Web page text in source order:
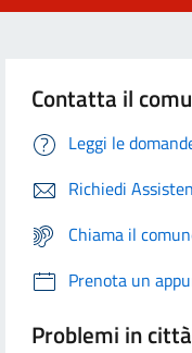
Contatta il
Leggi le
Richiedi
Chiama il
Prenota un
Problemi in città